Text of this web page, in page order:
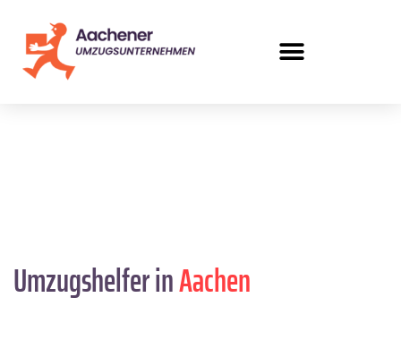
Umzugshelfer inAachen